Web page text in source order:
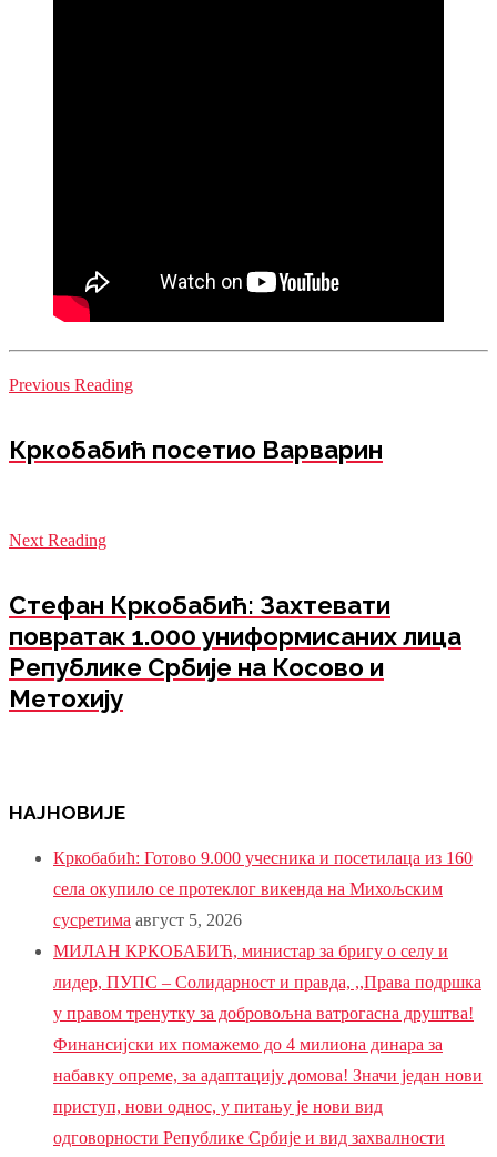
Previous Reading
Кркобабић посетио Варварин
Next Reading
Стефан Кркобабић: Захтевати
повратак 1.000 униформисаних лица
Републике Србије на Косово и
Метохију
НАЈНОВИЈЕ
Кркобабић: Готово 9.000 учесника и посетилаца из 160
села окупило се протеклог викенда на Михољским
сусретима август 5, 2026
МИЛАН КРКОБАБИЋ, министар за бригу о селу и
лидер, ПУПС – Солидарност и правда, ,,Права подршка
у правом тренутку за добровољна ватрогасна друштва!
Финансијски их помажемо до 4 милиона динара за
набавку опреме, за адаптацију домова! Значи један нови
приступ, нови однос, у питању је нови вид
одговорности Републике Србије и вид захвалности